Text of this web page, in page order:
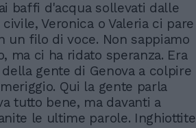
baffi d'acqua sollevati dalle
Veronica o Valeria ci pare
un filo di voce. Non sappiamo
ma ci ha ridato speranza. Era
gente di Genova a colpire
Qui la gente parla
tutto bene, ma davanti a
le ultime parole. Inghiottite